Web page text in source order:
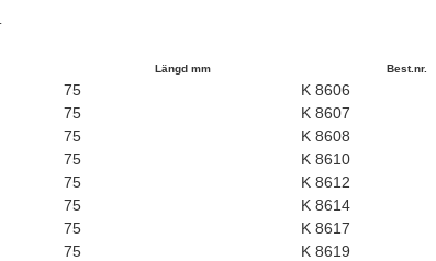
Längd mm Best.nr.
75
K 8606
75
K 8607
75
K 8608
75
K 8610
75
K 8612
75
K 8614
75
K 8617
75 K 8619